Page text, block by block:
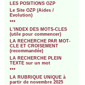
LES POSITIONS OZP
Le Site OZP (Aides /
Evolution)
***
L’INDEX DES MOTS-CLES
(utile pour commencer)
LA RECHERCHE PAR MOT-
CLE ET CROISEMENT
(recommandée)
LA RECHERCHE PLEIN
TEXTE sur un mot
***
LA RUBRIQUE UNIQUE à
partir de novembre 2025